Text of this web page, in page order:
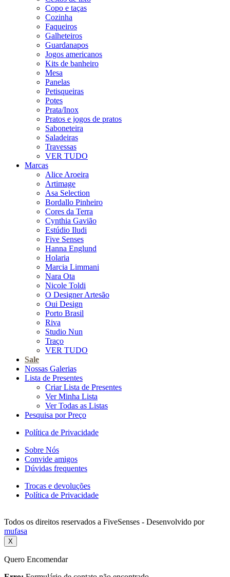
Copo e taças
Cozinha
Faqueiros
Galheteiros
Guardanapos
Jogos americanos
Kits de banheiro
Mesa
Panelas
Petisqueiras
Potes
Prata/Inox
Pratos e jogos de pratos
Saboneteira
Saladeiras
Travessas
VER TUDO
Marcas
Alice Aroeira
Artimage
Asa Selection
Bordallo Pinheiro
Cores da Terra
Cynthia Gavião
Estúdio Iludi
Five Senses
Hanna Englund
Holaria
Marcia Limmani
Nara Ota
Nicole Toldi
O Designer Artesão
Oui Design
Porto Brasil
Riva
Studio Nun
Traço
VER TUDO
Sale
Nossas Galerias
Lista de Presentes
Criar Lista de Presentes
Ver Minha Lista
Ver Todas as Listas
Pesquisa por Preço
Política de Privacidade
Sobre Nós
Convide amigos
Dúvidas frequentes
Trocas e devoluções
Política de Privacidade
Todos os direitos reservados a FiveSenses - Desenvolvido por
mufasa
X
Quero Encomendar